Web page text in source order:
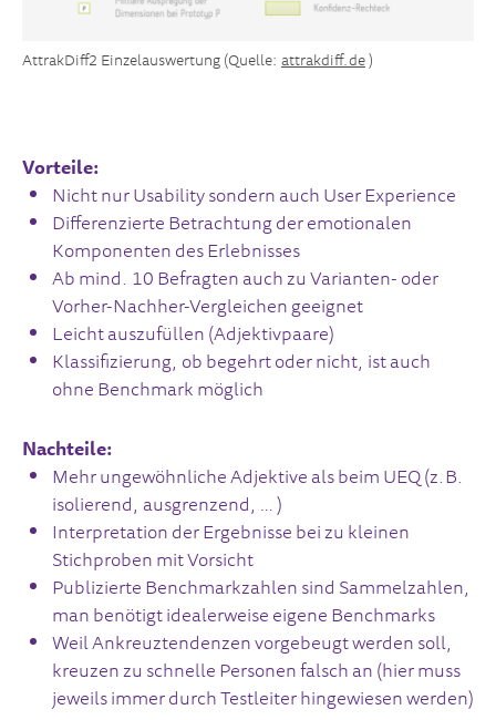
AttrakDiff2 Einzelauswertung (Quelle: attrakdiff.de )
Vorteile:
Nicht nur Usability sondern auch User Experience
Differenzierte Betrachtung der emotionalen
Komponenten des Erlebnisses
Ab mind. 10 Befragten auch zu Varianten- oder
Vorher-Nachher-Vergleichen geeignet
Leicht auszufüllen (Adjektivpaare)
Klassifizierung, ob begehrt oder nicht, ist auch
ohne Benchmark möglich
Nachteile:
Mehr ungewöhnliche Adjektive als beim UEQ (z.B.
isolierend, ausgrenzend, … )
Interpretation der Ergebnisse bei zu kleinen
Stichproben mit Vorsicht
Publizierte Benchmarkzahlen sind Sammelzahlen,
man benötigt idealerweise eigene Benchmarks
Weil Ankreuztendenzen vorgebeugt werden soll,
kreuzen zu schnelle Personen falsch an (hier muss
jeweils immer durch Testleiter hingewiesen werden)